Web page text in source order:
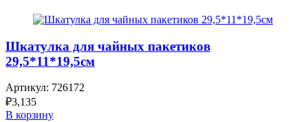
Шкатулка для чайных пакетиков
29,5*11*19,5см
Артикул: 726172
₽3,135
В корзину